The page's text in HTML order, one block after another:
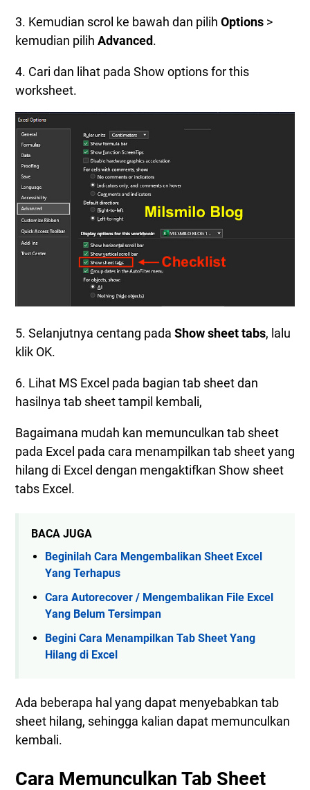
3. Kemudian scrol ke bawah dan pilih Options >
kemudian pilih Advanced.
4. Cari dan lihat pada Show options for this
worksheet.
5. Selanjutnya centang pada Show sheet tabs, lalu
klik OK.
6. Lihat MS Excel pada bagian tab sheet dan
hasilnya tab sheet tampil kembali,
Bagaimana mudah kan memunculkan tab sheet
pada Excel pada cara menampilkan tab sheet yang
hilang di Excel dengan mengaktifkan Show sheet
tabs Excel.
BACA JUGA
Beginilah Cara Mengembalikan Sheet Excel
Yang Terhapus
Cara Autorecover / Mengembalikan File Excel
Yang Belum Tersimpan
Begini Cara Menampilkan Tab Sheet Yang
Hilang di Excel
Ada beberapa hal yang dapat menyebabkan tab
sheet hilang, sehingga kalian dapat memunculkan
kembali.
Cara Memunculkan Tab Sheet